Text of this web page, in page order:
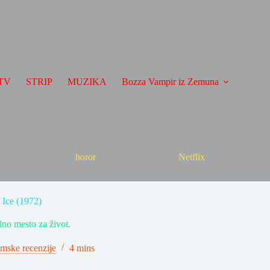
STRIP MUZIKA Bozza Vampir iz Zemuna
horor Netflix
(1972)
mesto za život.
recenzije 4 mins